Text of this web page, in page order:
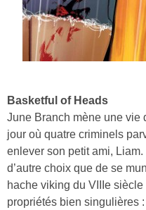
Basketful of Heads
June Branch mène une
jour où quatre criminels
enlever son petit ami,
d’autre choix que de se
hache viking du VIIIe
propriétés bien singulières